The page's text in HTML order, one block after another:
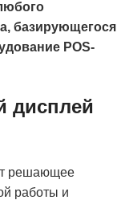
базирующегося
POS-
дисплей
решающее
работы и